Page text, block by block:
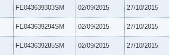
FE043639303SM 02/09/2015 27/10/2015
FE043639294SM 02/09/2015 27/10/2015
FE043639285SM 02/09/2015 27/10/2015